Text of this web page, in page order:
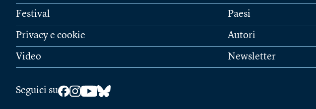
Festival
Privacy e cookie
Video
Paesi
Autori
Newsletter
Seguici su